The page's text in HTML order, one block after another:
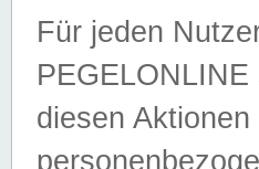
Für jeden
diesen